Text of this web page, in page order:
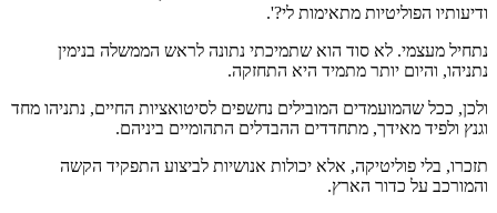
ודיעותיו הפוליטיות מתאימות לי?'.
נתחיל מעצמי. לא סוד הוא שתמיכתי נתונה לראש הממשלה בנימין
נתניהו, והיום יותר מתמיד היא התחזקה.
ולכן, ככל שהמועמדים המובילים נחשפים לסיטואציות החיים, נתניהו מחד
וגנץ ולפיד מאידך, מתחדדים ההבדלים התהומיים ביניהם.
תזכרו, בלי פוליטיקה, אלא יכולות אנושיות לביצוע התפקיד הקשה
והמורכב על כדור הארץ.